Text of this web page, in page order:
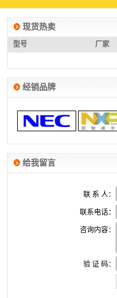
现货热卖
型号 厂家
经销品牌
给我留言
联 系 人：
联系电话：
咨询内容：
验 证 码：